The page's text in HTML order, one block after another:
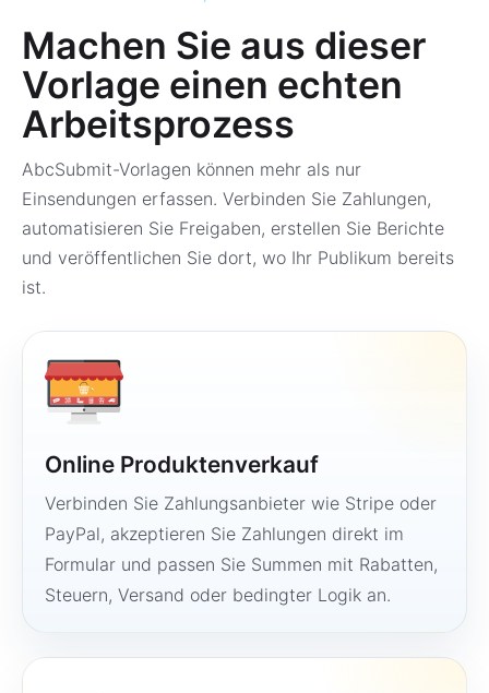
Machen Sie aus dieser
Vorlage einen echten
Arbeitsprozess
AbcSubmit-Vorlagen können mehr als nur
Einsendungen erfassen. Verbinden Sie Zahlungen,
automatisieren Sie Freigaben, erstellen Sie Berichte
und veröffentlichen Sie dort, wo Ihr Publikum bereits
ist.
Online Produktenverkauf
Verbinden Sie Zahlungsanbieter wie Stripe oder
PayPal, akzeptieren Sie Zahlungen direkt im
Formular und passen Sie Summen mit Rabatten,
Steuern, Versand oder bedingter Logik an.